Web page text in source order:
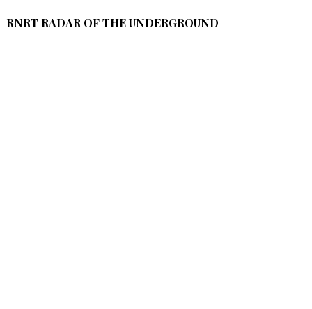
RNRT RADAR OF THE UNDERGROUND